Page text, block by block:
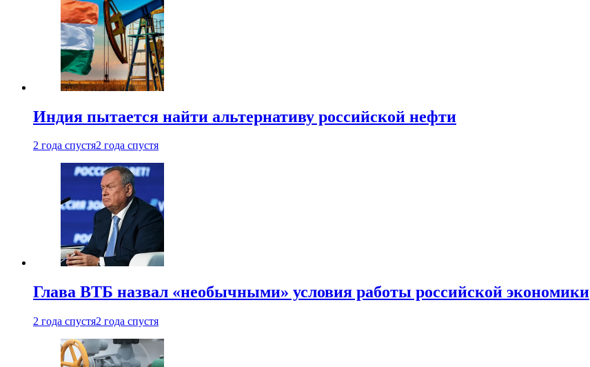
Индия пытается найти альтернативу российской нефти
2 года спустя2 года спустя
Глава ВТБ назвал «необычными» условия работы российской экономики
2 года спустя2 года спустя